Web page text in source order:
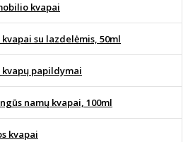
kvapai
kvapai su lazdelėmis, 50ml
kvapų papildymai
namų kvapai, 100ml
kvapai